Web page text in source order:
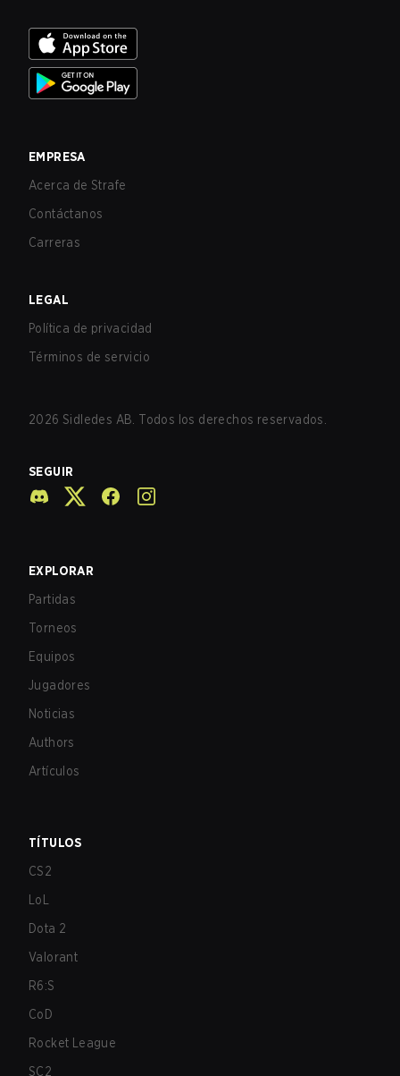
EMPRESA
Acerca de Strafe
Contáctanos
Carreras
LEGAL
Política de privacidad
Términos de servicio
2026 Sidledes AB. Todos los derechos reservados.
SEGUIR
EXPLORAR
Partidas
Torneos
Equipos
Jugadores
Noticias
Authors
Artículos
TÍTULOS
CS2
LoL
Dota 2
Valorant
R6:S
CoD
Rocket League
SC2